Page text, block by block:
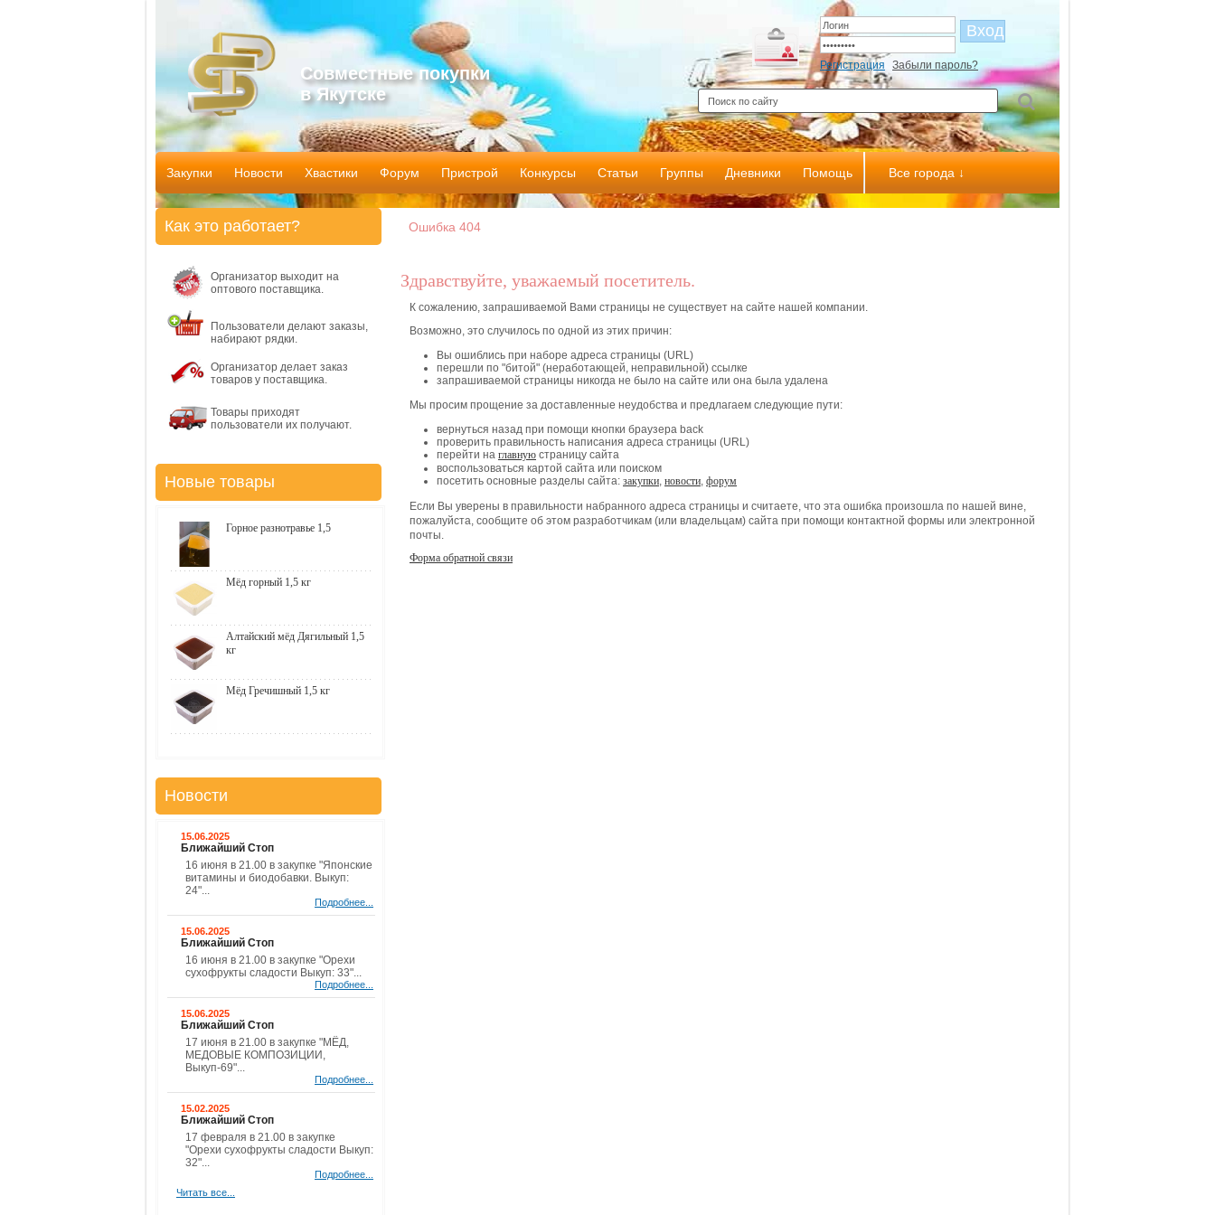
Совместные покупки
в Якутске
Регистрация Забыли пароль?
Закупки Новости Хвастики Форум Пристрой Конкурсы Статьи Группы Дневники Помощь Все города ↓
Ошибка 404
Здравствуйте, уважаемый посетитель.
К сожалению, запрашиваемой Вами страницы не существует на сайте нашей компании.
Возможно, это случилось по одной из этих причин:
Вы ошиблись при наборе адреса страницы (URL)
перешли по "битой" (неработающей, неправильной) ссылке
запрашиваемой страницы никогда не было на сайте или она была удалена
Мы просим прощение за доставленные неудобства и предлагаем следующие пути:
вернуться назад при помощи кнопки браузера back
проверить правильность написания адреса страницы (URL)
перейти на главную страницу сайта
воспользоваться картой сайта или поиском
посетить основные разделы сайта: закупки, новости, форум
Если Вы уверены в правильности набранного адреса страницы и считаете, что эта ошибка произошла по нашей вине,
пожалуйста, сообщите об этом разработчикам (или владельцам) сайта при помощи контактной формы или электронной
почты.
Форма обратной связи
Как это работает?
Организатор выходит на
оптового поставщика.
Пользователи делают заказы,
набирают рядки.
Организатор делает заказ
товаров у поставщика.
Товары приходят
пользователи их получают.
Новые товары
Горное разнотравье 1,5
Мёд горный 1,5 кг
Алтайский мёд Дягильный 1,5
кг
Мёд Гречишный 1,5 кг
Новости
15.06.2025
Ближайший Стоп
16 июня в 21.00 в закупке "Японские
витамины и биодобавки. Выкуп:
24"...
Подробнее...
15.06.2025
Ближайший Стоп
16 июня в 21.00 в закупке "Орехи
сухофрукты сладости Выкуп: 33"...
Подробнее...
15.06.2025
Ближайший Стоп
17 июня в 21.00 в закупке "МЁД,
МЕДОВЫЕ КОМПОЗИЦИИ,
Выкуп-69"...
Подробнее...
15.02.2025
Ближайший Стоп
17 февраля в 21.00 в закупке
"Орехи сухофрукты сладости Выкуп:
32"...
Подробнее...
Читать все...